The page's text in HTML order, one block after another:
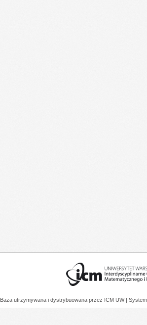
Baza utrzymywana i dystrybuowana przez ICM UW |